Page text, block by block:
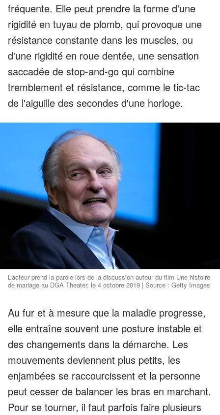
fréquente. Elle peut prendre la forme d'une
rigidité en tuyau de plomb, qui provoque une
résistance constante dans les muscles, ou
d'une rigidité en roue dentée, une sensation
saccadée de stop-and-go qui combine
tremblement et résistance, comme le tic-tac
de l'aiguille des secondes d'une horloge.
L’acteur prend la parole lors de la discussion autour du film Une histoire
de mariage au DGA Theater, le 4 octobre 2019 | Source : Getty Images
Au fur et à mesure que la maladie progresse,
elle entraîne souvent une posture instable et
des changements dans la démarche. Les
mouvements deviennent plus petits, les
enjambées se raccourcissent et la personne
peut cesser de balancer les bras en marchant.
Pour se tourner, il faut parfois faire plusieurs